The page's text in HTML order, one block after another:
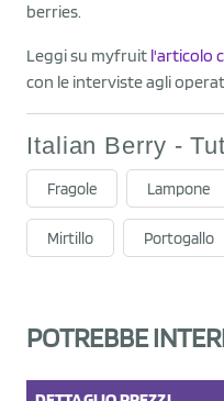
berries.
Leggi su myfruit l'articolo
con le interviste agli
Italian Berry -
Fragole Lampone
Mirtillo Portogallo
POTREBBE